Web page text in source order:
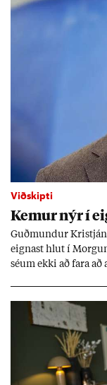
Viðskipti
Kem­ur nýr í
Guð­mund­ur
eign­ast hlut í
sé­um ekki að fara